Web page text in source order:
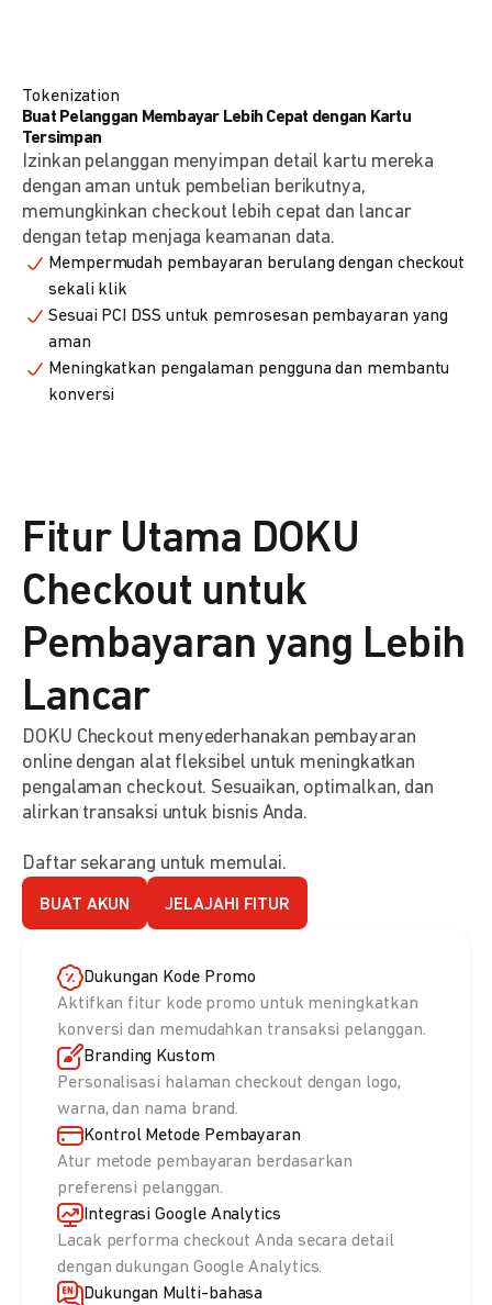
Tokenization
Buat Pelanggan Membayar Lebih Cepat dengan Kartu
Tersimpan
Izinkan pelanggan menyimpan detail kartu mereka
dengan aman untuk pembelian berikutnya,
memungkinkan checkout lebih cepat dan lancar
dengan tetap menjaga keamanan data.
Mempermudah pembayaran berulang dengan checkout
sekali klik
Sesuai PCI DSS untuk pemrosesan pembayaran yang
aman
Meningkatkan pengalaman pengguna dan membantu
konversi
Fitur Utama DOKU
Checkout untuk
Pembayaran yang Lebih
Lancar
DOKU Checkout menyederhanakan pembayaran
online dengan alat fleksibel untuk meningkatkan
pengalaman checkout. Sesuaikan, optimalkan, dan
alirkan transaksi untuk bisnis Anda.
Daftar sekarang untuk memulai.
BUAT AKUN JELAJAHI FITUR
Dukungan Kode Promo
Aktifkan fitur kode promo untuk meningkatkan
konversi dan memudahkan transaksi pelanggan.
Branding Kustom
Personalisasi halaman checkout dengan logo,
warna, dan nama brand.
Kontrol Metode Pembayaran
Atur metode pembayaran berdasarkan
preferensi pelanggan.
Integrasi Google Analytics
Lacak performa checkout Anda secara detail
dengan dukungan Google Analytics.
Dukungan Multi-bahasa